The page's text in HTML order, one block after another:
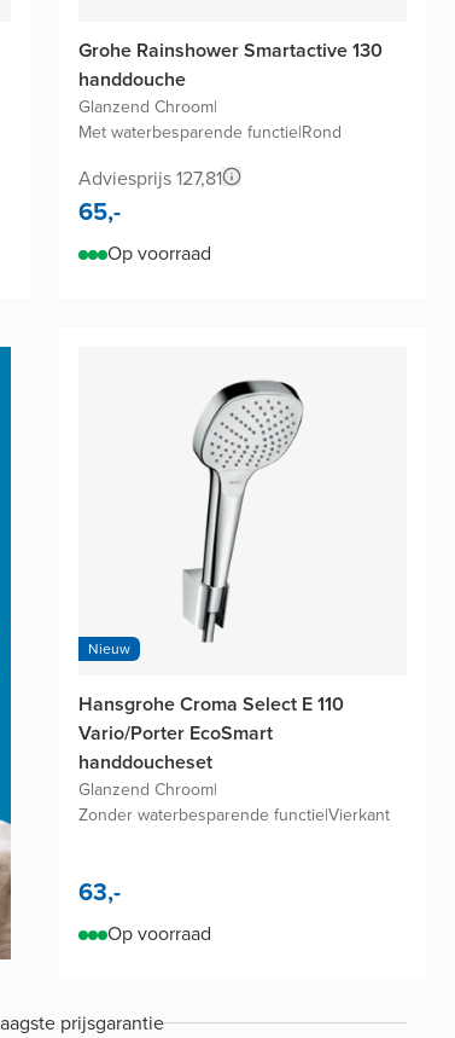
Grohe Rainshower Smartactive 130
handdouche
Glanzend Chroom|
Met waterbesparende functie|Rond
Adviesprijs 127,81
65,-
Op voorraad
Nieuw
Hansgrohe Croma Select E 110
Vario/Porter EcoSmart
handdoucheset
Glanzend Chroom|
Zonder waterbesparende functie|Vierkant
63,-
Op voorraad
prijsgarantie